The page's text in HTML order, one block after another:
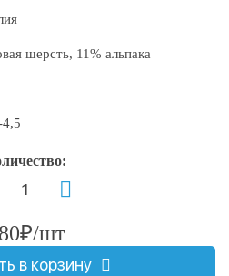
шерсть, 11% альпака
шт
в корзину